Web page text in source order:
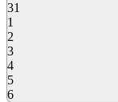
31
1
2
3
4
5
6